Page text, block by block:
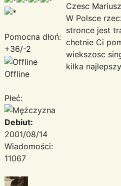
Pomocna dłoń:
+36/-2
Offline
Płeć:
Debiut:
2001/08/14
Wiadomości:
11067
Czesc
W Polsce
stronce jest
chetnie Ci
wiekszosc
kilka